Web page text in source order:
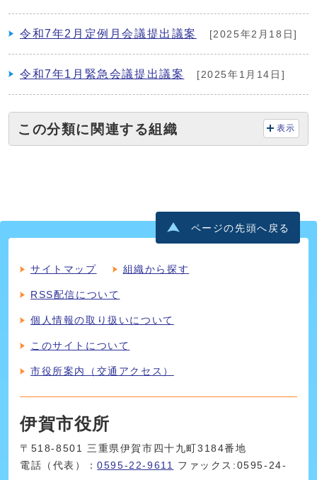
令和7年2月定例月会議提出議案 [2025年2月18日]
令和7年1月緊急会議提出議案 [2025年1月14日]
この分類に関連する組織 表示
ページの先頭へ戻る
サイトマップ 組織から探す
RSS配信について
個人情報の取り扱いについて
このサイトについて
市役所案内（交通アクセス）
伊賀市役所
〒518-8501 三重県伊賀市四十九町3184番地
電話（代表）：0595-22-9611
ファックス:0595-24-